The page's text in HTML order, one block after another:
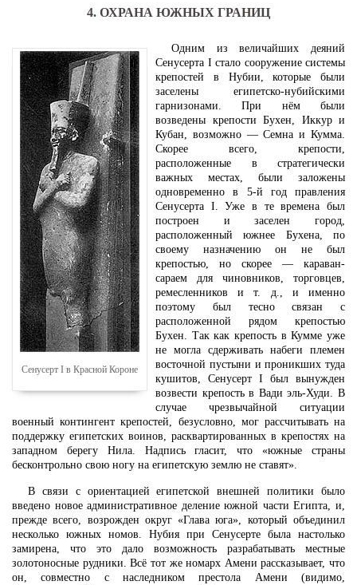
4. ОХРАНА ЮЖНЫХ ГРАНИЦ
Сенусерт I в Красной Короне
Одним из величайших деяний
Сенусерта I стало сооружение системы
крепостей в Нубии, которые были
заселены египетско-нубийскими
гарнизонами. При нём были
возведены крепости Бухен, Иккур и
Кубан, возможно — Семна и Кумма.
Скорее всего, крепости,
расположенные в стратегически
важных местах, были заложены
одновременно в 5-й год правления
Сенусерта I. Уже в те времена был
построен и заселен город,
расположенный южнее Бухена, по
своему назначению он не был
крепостью, но скорее — караван-
сараем для чиновников, торговцев,
ремесленников и т. д., и именно
поэтому был тесно связан с
расположенной рядом крепостью
Бухен. Так как крепость в Кумме уже
не могла сдерживать набеги племен
восточной пустыни и проникших туда
кушитов, Сенусерт I был вынужден
возвести крепость в Вади эль-Худи. В
случае чрезвычайной ситуации
военный контингент крепостей, безусловно, мог рассчитывать на
поддержку египетских воинов, расквартированных в крепостях на
западном берегу Нила. Надпись гласит, что «южные страны
бесконтрольно свою ногу на египетскую землю не ставят».
В связи с ориентацией египетской внешней политики было
введено новое административное деление южной части Египта, и,
прежде всего, возрожден округ «Глава юга», который объединил
несколько южных номов. Нубия при Сенусерте была настолько
замирена, что это дало возможность разрабатывать местные
золотоносные рудники. Всё тот же номарх Амени рассказывает, что
он, совместно с наследником престола Амени (видимо,